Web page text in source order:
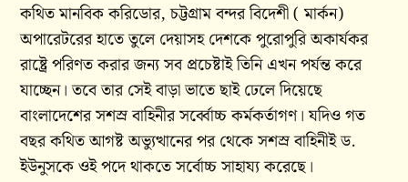
কথিত মানবিক করিডোর, চট্টগ্রাম বন্দর বিদেশী ( মার্কন)
অপারেটরের হাতে তুলে দেয়াসহ দেশকে পুরোপুরি অকার্যকর
রাষ্ট্রে পরিণত করার জন্য সব প্রচেষ্টাই তিনি এখন পর্যন্ত করে
যাচ্ছেন। তবে তার সেই বাড়া ভাতে ছাই ঢেলে দিয়েছে
বাংলাদেশের সশস্র বাহিনীর সর্ব্বোচ্চ কর্মকর্তাগণ। যদিও গত
বছর কথিত আগষ্ট অভ্যুত্থানের পর থেকে সশস্র বাহিনীই ড.
ইউনুসকে ওই পদে থাকতে সর্বোচ্চ সাহায্য করেছে।